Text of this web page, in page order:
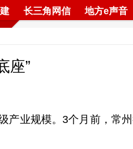
长三角网信 地方e声音
座”
业规模。3个月前，常